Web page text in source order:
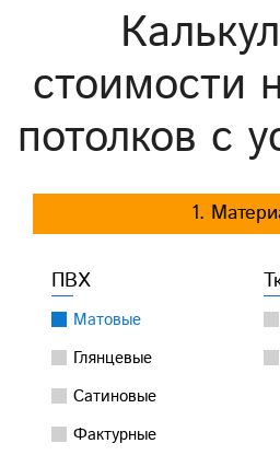
стоимости
потолков с
1.
ПВХ
Матовые
Глянцевые
Сатиновые
Фактурные